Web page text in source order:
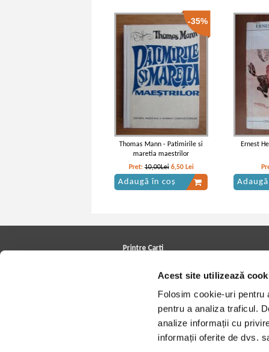
Acest site utilizează
Folosim cookie-uri pentru
pentru a analiza traficul.
analize informații cu
informații oferite de dvs.
-35%
Thomas Mann - Patimirile si
maretia maestrilor
Pret: 10,00Lei 6,50 Lei
Adaugă în coș
Ernest
Printre Carti
Cele mai căutate cărți
Blog Printre Carti
Cărţi sub 5 lei
Cărţi sub 8 lei